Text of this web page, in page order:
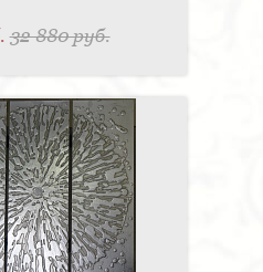
32 880 руб.